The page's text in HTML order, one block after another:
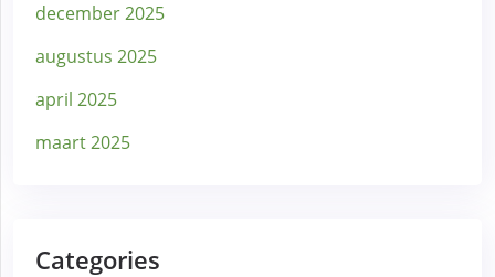
december 2025
augustus 2025
april 2025
maart 2025
Categories